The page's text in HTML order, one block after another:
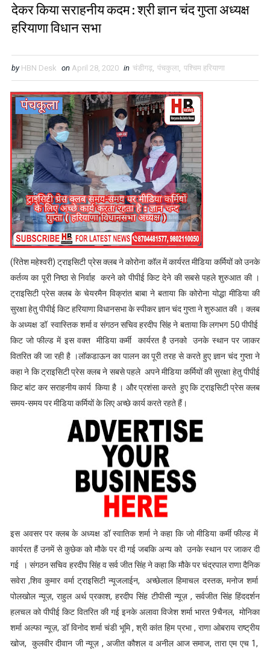
देकर किया सराहनीय कदम : श्री ज्ञान चंद गुप्ता अध्यक्ष
हरियाणा विधान सभा
by HBN Desk on April 28, 2020 in चंडीगढ़, पंचकुला, पश्चिम हरियाणा
(रितेश महेश्वरी) ट्राइसिटी प्रेस क्लब ने कोरोना कॉल में कार्यरत मीडिया कर्मियों को उनके
कर्तव्य का पूरी निष्ठा से निर्वाह करने को पीपीई किट देने की सबसे पहले शुरुआत की ।
ट्राइसिटी प्रेस क्लब के चेयरमैन विक्रांत बाबा ने बताया कि कोरोना योद्धा मीडिया की
सुरक्षा हेतु पीपीई किट हरियाणा विधानसभा के स्पीकर ज्ञान चंद गुप्ता ने शुरुआत की । क्लब
के अध्यक्ष डॉ स्वास्तिक शर्मा व संगठन सचिव हरदीप सिंह ने बताया कि लगभग 50 पीपीई
किट जो फील्ड में इस वक्त मीडिया कर्मी कार्यरत है उनको उनके स्थान पर जाकर
वितरित की जा रही है ।लॉकडाऊन का पालन का पूरी तरह से करते हुए ज्ञान चंद गुप्ता ने
कहा ने कि ट्राइसिटी प्रेस क्लब ने सबसे पहले अपने मीडिया कर्मियों की सुरक्षा हेतु पीपीई
किट बांट कर सराहनीय कार्य किया है । और प्रशंसा करते हुए कि ट्राइसिटी प्रेस क्लब
समय-समय पर मीडिया कर्मियों के लिए अच्छे कार्य करते रहते हैं।
इस अवसर पर क्लब के अध्यक्ष डॉ स्वातिक शर्मा ने कहा कि जो मीडिया कर्मी फील्ड में
कार्यरत हैं उनमें से कुछेक को मौके पर दी गई जबकि अन्य को उनके स्थान पर जाकर दी
गई । संगठन सचिव हरदीप सिंह व सर्व जीत सिंह ने कहा कि मौके पर चंद्रपाल राणा दैनिक
सवेरा ,शिव कुमार वर्मा ट्राइसिटी न्यूजलाईन, अच्छेलाल हिमाचल दस्तक, मनोज शर्मा
पोलखोल न्यूज़, राहुल अर्थ प्रकाश, हरदीप सिंह टीपीसी न्यूज़ , सर्वजीत सिंह हिंददर्शन
हलचल को पीपीई किट वितरित की गई इनके अलावा विजेश शर्मा भारत 9चैनल, मोनिका
शर्मा अल्फा न्यूज़, डॉ विनोद शर्मा चंडी भूमि , श्री कांत हिम प्रभा , राणा ओबराय राष्ट्रीय
खोज, कुलवीर दीवान जी न्यूज़ , अजीत कौशल व अनील आज समाज, तारा एम एच 1,